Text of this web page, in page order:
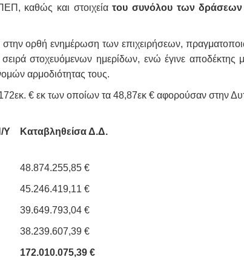
καθώς και στοιχείατου συνόλου των δράσεων
ορθή ενημέρωση των επιχειρήσεων,
στοχευόμενων ημερίδων, ενώ έγινε
αρμοδιότητας τους.
€ εκ των οποίων τα 48,87εκ € αφορούσαν στην
Υ Καταβληθείσα Δ.Δ.
48.874.255,85 €
45.246.419,11 €
39.649.793,04 €
38.239.607,39 €
172.010.075,39 €